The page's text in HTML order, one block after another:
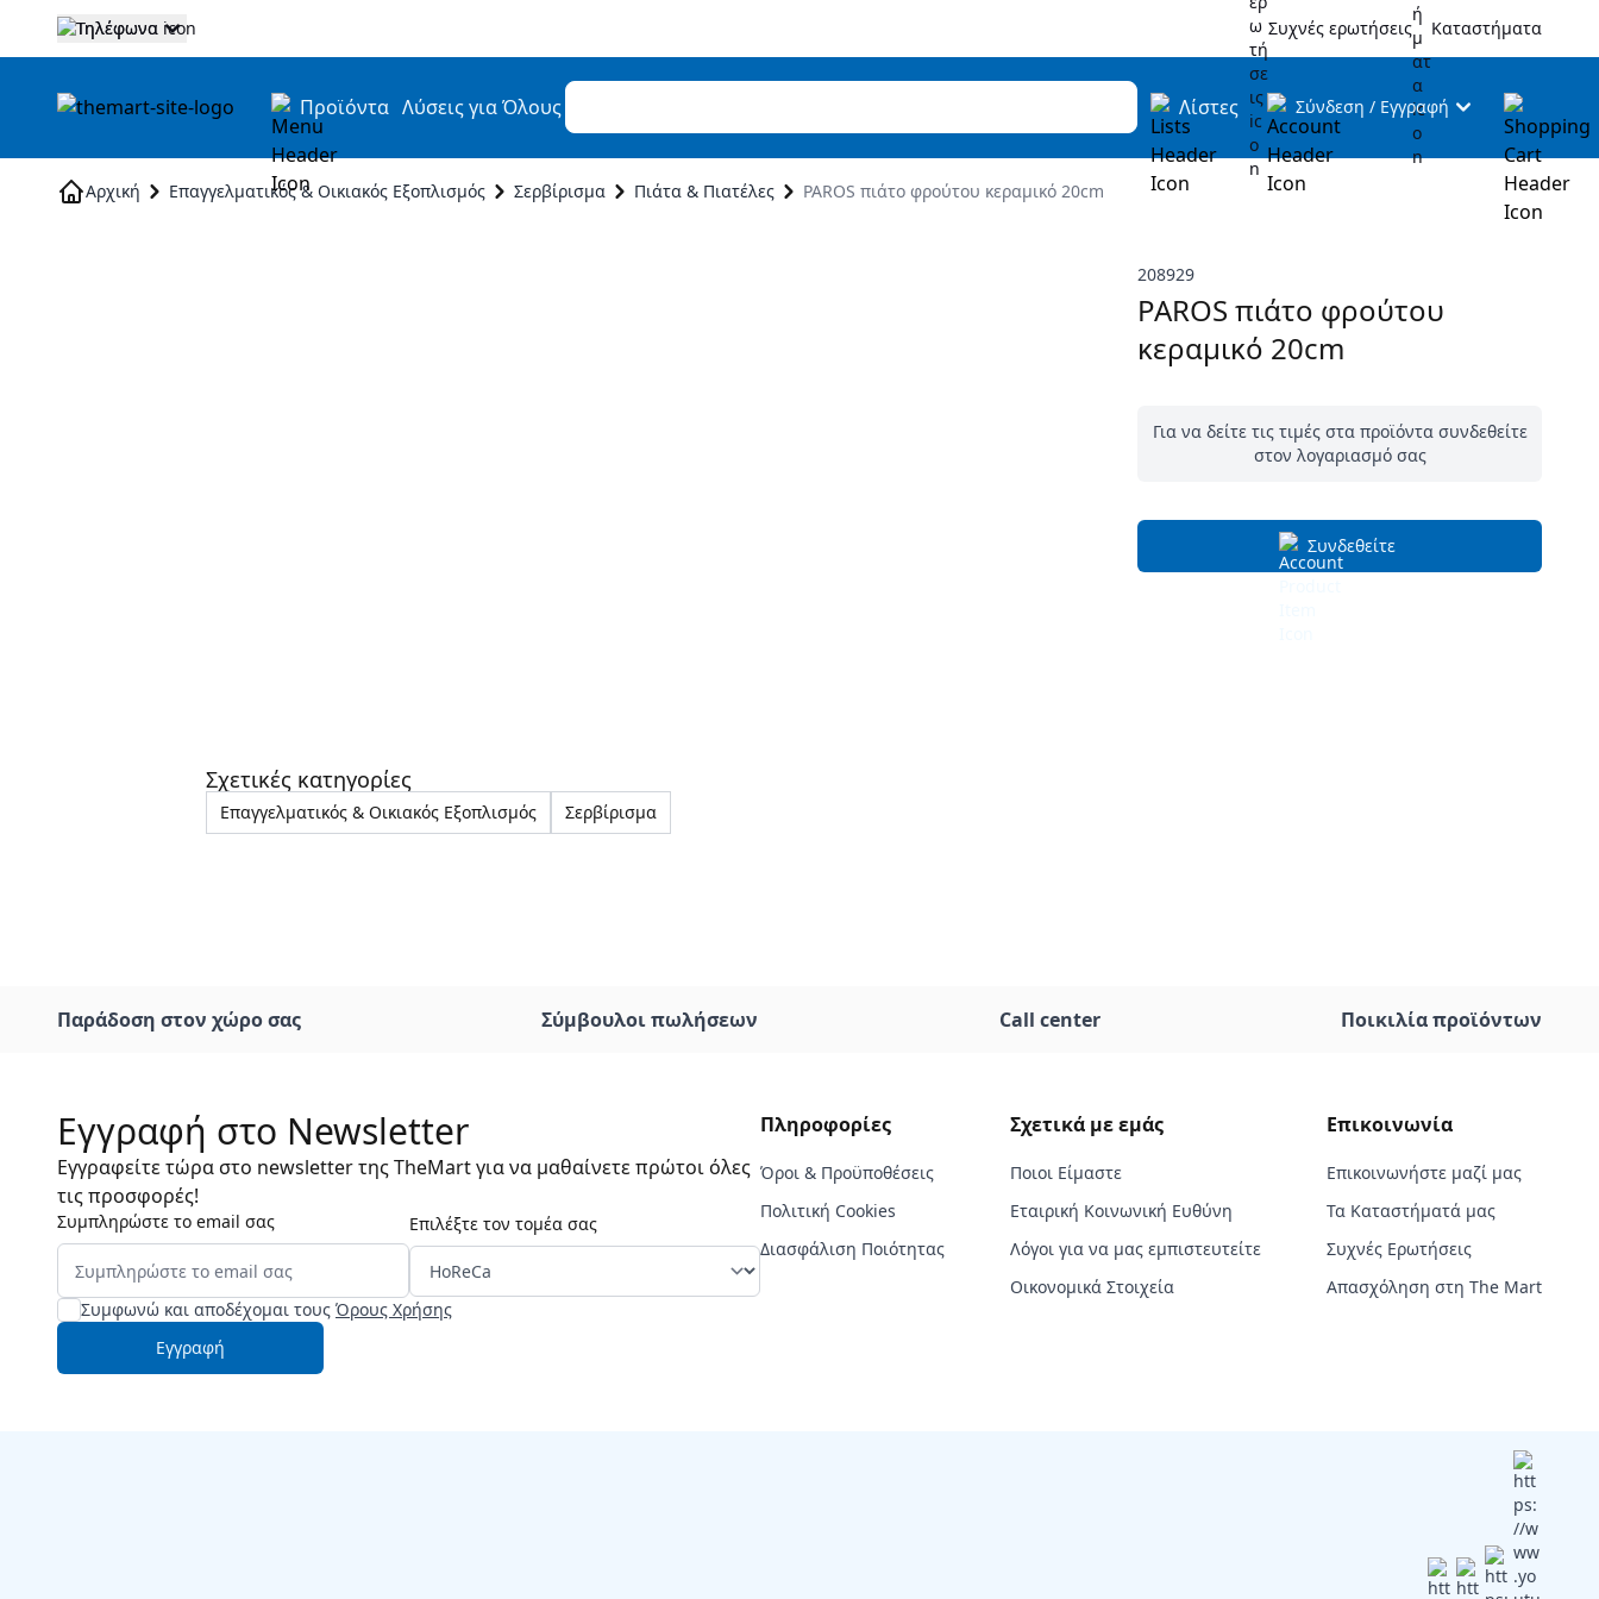
Τηλέφωνα Συχνές ερωτήσεις Καταστήματα
Προϊόντα Λύσεις για Όλους Λίστες Σύνδεση / Εγγραφή
Αρχική Επαγγελματικός & Οικιακός Εξοπλισμός Σερβίρισμα Πιάτα & Πιατέλες PAROS πιάτο φρούτου κεραμικό 20cm
208929
PAROS πιάτο φρούτου
κεραμικό 20cm
Για να δείτε τις τιμές στα προϊόντα συνδεθείτε
στον λογαριασμό σας
Συνδεθείτε
Σχετικές κατηγορίες
Επαγγελματικός & Οικιακός Εξοπλισμός Σερβίρισμα
Παράδοση στον χώρο σας Σύμβουλοι πωλήσεων Call center Ποικιλία προϊόντων
Εγγραφή στο Newsletter
Εγγραφείτε τώρα στο newsletter της TheMart για να μαθαίνετε πρώτοι όλες
τις προσφορές!
Συμπληρώστε το email σας Επιλέξτε τον τομέα σας
Συμφωνώ και αποδέχομαι τους Όρους Χρήσης
Εγγραφή
Πληροφορίες
Όροι & Προϋποθέσεις
Πολιτική Cookies
Διασφάλιση Ποιότητας
Σχετικά με εμάς
Ποιοι Είμαστε
Εταιρική Κοινωνική Ευθύνη
Λόγοι για να μας εμπιστευτείτε
Οικονομικά Στοιχεία
Επικοινωνία
Επικοινωνήστε μαζί μας
Τα Καταστήματά μας
Συχνές Ερωτήσεις
Απασχόληση στη The Mart